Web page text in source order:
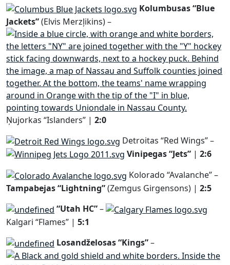
Kolumbusas “Blue
Jackets”(Elvis Merzļikins) –
Ņujorkas “Islanders” | 2:0
Detroitas “Red Wings” –
Vinipegas “Jets” | 2:6
Kolorado “Avalanche” –
Tampabejas “Lightning”(Zemgus Girgensons) | 2:5
“Utah HC”–
Kalgari “Flames” | 5:1
Losandželosas “Kings”–